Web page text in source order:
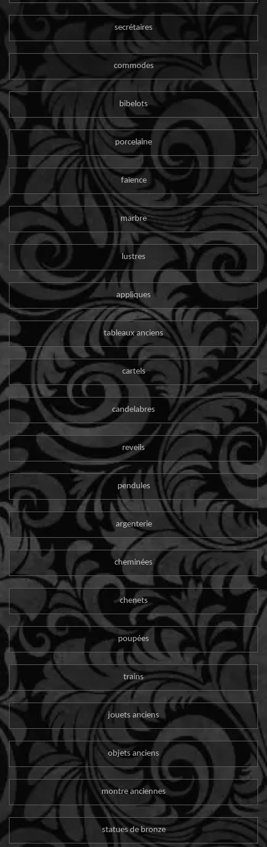
secrétaires
commodes
bibelots
porcelaine
faïence
marbre
lustres
appliques
tableaux anciens
cartels
candelabres
reveils
pendules
argenterie
cheminées
chenets
poupées
trains
jouets anciens
objets anciens
montre anciennes
statues de bronze